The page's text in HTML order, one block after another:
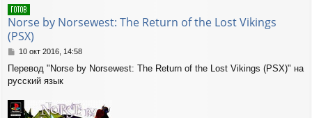
Norse by Norsewest: The Return of the Lost Vikings
(PSX)
С
о
б
е
н
10 окт 2016, 14:58
Перевод "Norse by Norsewest: The Return of the Lost Vikings (PSX)" на
русский язык